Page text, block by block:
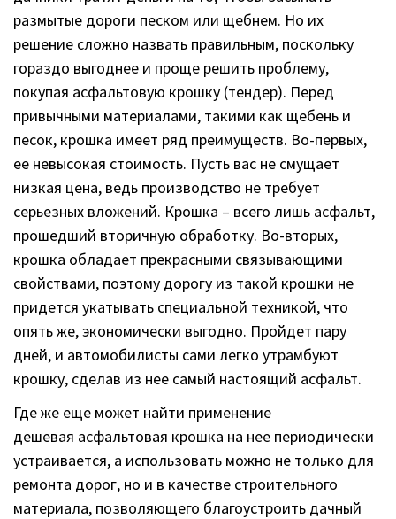
размытые дороги песком или щебнем. Но их
решение сложно назвать правильным, поскольку
гораздо выгоднее и проще решить проблему,
покупая асфальтовую крошку (тендер). Перед
привычными материалами, такими как щебень и
песок, крошка имеет ряд преимуществ. Во-первых,
ее невысокая стоимость. Пусть вас не смущает
низкая цена, ведь производство не требует
серьезных вложений. Крошка – всего лишь асфальт,
прошедший вторичную обработку. Во-вторых,
крошка обладает прекрасными связывающими
свойствами, поэтому дорогу из такой крошки не
придется укатывать специальной техникой, что
опять же, экономически выгодно. Пройдет пару
дней, и автомобилисты сами легко утрамбуют
крошку, сделав из нее самый настоящий асфальт.
Где же еще может найти применение
дешевая асфальтовая крошка на нее периодически
устраивается, а использовать можно не только для
ремонта дорог, но и в качестве строительного
материала, позволяющего благоустроить дачный